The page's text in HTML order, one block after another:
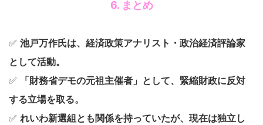
6. まとめ
✅ 池戸万作氏は、経済政策アナリスト・政治経済評論家
として活動。
✅
「財務省デモの元祖主催者」として、緊縮財政に反対
する立場を取る。
✅ れいわ新選組とも関係を持っていたが、現在は独立し